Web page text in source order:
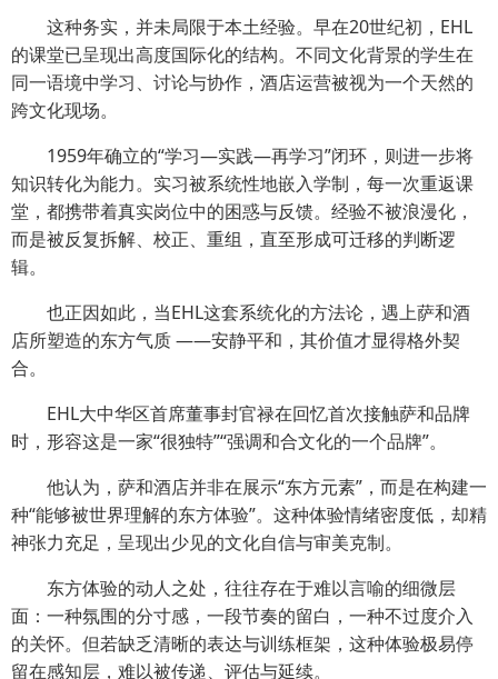
这种务实，并未局限于本土经验。早在20世纪初，EHL
的课堂已呈现出高度国际化的结构。不同文化背景的学生在
同一语境中学习、讨论与协作，酒店运营被视为一个天然的
跨文化现场。
1959年确立的“学习—实践—再学习”闭环，则进一步将
知识转化为能力。实习被系统性地嵌入学制，每一次重返课
堂，都携带着真实岗位中的困惑与反馈。经验不被浪漫化，
而是被反复拆解、校正、重组，直至形成可迁移的判断逻
辑。
也正因如此，当EHL这套系统化的方法论，遇上萨和酒
店所塑造的东方气质 ——安静平和，其价值才显得格外契
合。
EHL大中华区首席董事封官禄在回忆首次接触萨和品牌
时，形容这是一家“很独特”“强调和合文化的一个品牌”。
他认为，萨和酒店并非在展示“东方元素”，而是在构建一
种“能够被世界理解的东方体验”。这种体验情绪密度低，却精
神张力充足，呈现出少见的文化自信与审美克制。
东方体验的动人之处，往往存在于难以言喻的细微层
面：一种氛围的分寸感，一段节奏的留白，一种不过度介入
的关怀。但若缺乏清晰的表达与训练框架，这种体验极易停
留在感知层，难以被传递、评估与延续。